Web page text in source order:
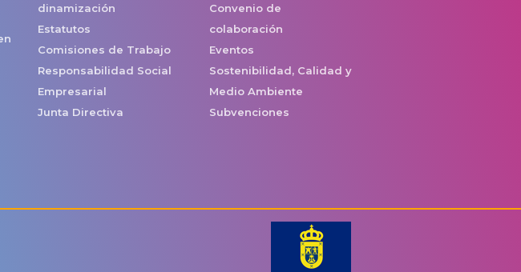
dinamización
Estatutos
Comisiones de Trabajo
Responsabilidad Social
Empresarial
Junta Directiva
Convenio de
colaboración
Eventos
Sostenibilidad, Calidad y
Medio Ambiente
Subvenciones